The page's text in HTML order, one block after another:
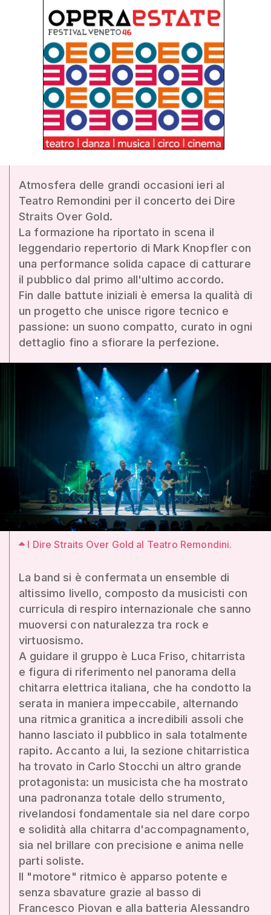
Atmosfera delle grandi occasioni ieri al
Teatro Remondini per il concerto dei Dire
Straits Over Gold.
La formazione ha riportato in scena il
leggendario repertorio di Mark Knopfler con
una performance solida capace di catturare
il pubblico dal primo all'ultimo accordo.
Fin dalle battute iniziali è emersa la qualità di
un progetto che unisce rigore tecnico e
passione: un suono compatto, curato in ogni
dettaglio fino a sfiorare la perfezione.
I Dire Straits Over Gold al Teatro Remondini.
La band si è confermata un ensemble di
altissimo livello, composto da musicisti con
curricula di respiro internazionale che sanno
muoversi con naturalezza tra rock e
virtuosismo.
A guidare il gruppo è Luca Friso, chitarrista
e figura di riferimento nel panorama della
chitarra elettrica italiana, che ha condotto la
serata in maniera impeccabile, alternando
una ritmica granitica a incredibili assoli che
hanno lasciato il pubblico in sala totalmente
rapito. Accanto a lui, la sezione chitarristica
ha trovato in Carlo Stocchi un altro grande
protagonista: un musicista che ha mostrato
una padronanza totale dello strumento,
rivelandosi fondamentale sia nel dare corpo
e solidità alla chitarra d'accompagnamento,
sia nel brillare con precisione e anima nelle
parti soliste.
Il "motore" ritmico è apparso potente e
senza sbavature grazie al basso di
Francesco Piovan e alla batteria Alessandro